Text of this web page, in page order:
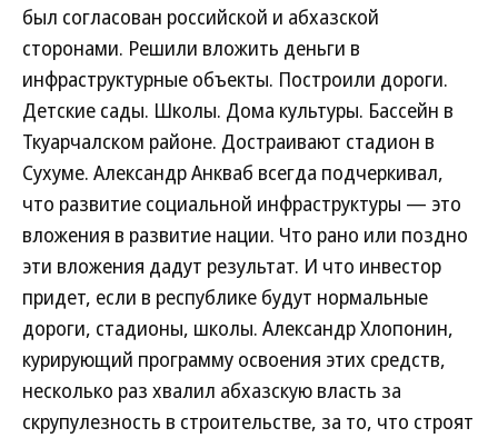
был согласован российской и абхазской
сторонами. Решили вложить деньги в
инфраструктурные объекты. Построили дороги.
Детские сады. Школы. Дома культуры. Бассейн в
Ткуарчалском районе. Достраивают стадион в
Сухуме. Александр Анкваб всегда подчеркивал,
что развитие социальной инфраструктуры — это
вложения в развитие нации. Что рано или поздно
эти вложения дадут результат. И что инвестор
придет, если в республике будут нормальные
дороги, стадионы, школы. Александр Хлопонин,
курирующий программу освоения этих средств,
несколько раз хвалил абхазскую власть за
скрупулезность в строительстве, за то, что строят